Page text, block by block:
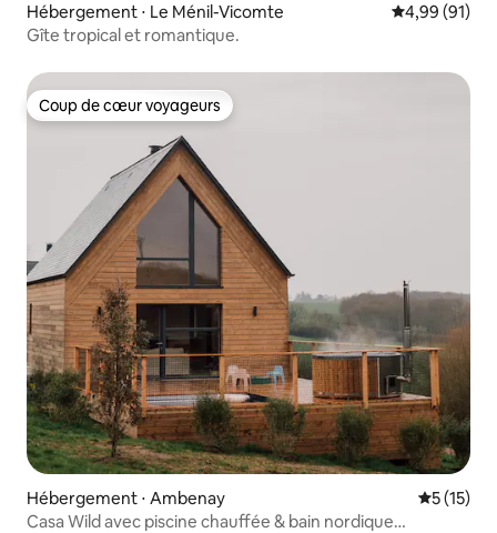
Hébergement ⋅ Le Ménil-Vicomte Évaluation
4,99 (91)
Gîte tropical et romantique.
Coup de cœur voyageurs
Coup de cœur voyageurs
Hébergement ⋅ Ambenay
5 (15)
Casa Wild avec piscine chauffée & bain nordique…